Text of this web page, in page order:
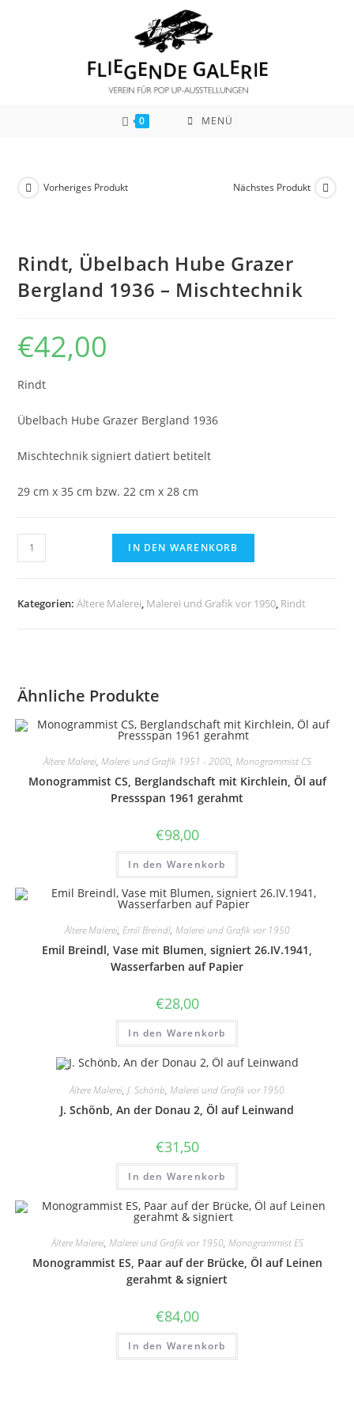
0 MENÜ
Vorheriges Produkt Nächstes Produkt
Rindt, Übelbach Hube Grazer
Bergland 1936 – Mischtechnik
€42,00
Rindt
Übelbach Hube Grazer Bergland 1936
Mischtechnik signiert datiert betitelt
29 cm x 35 cm bzw. 22 cm x 28 cm
Rindt,
Übelbach
Grazer
Menge
IN DEN WARENKORB
Kategorien:Ältere Malerei, Malerei und Grafik vor 1950, Rindt
Ähnliche Produkte
Ältere Malerei, Malerei und Grafik 1951 - 2000, Monogrammist CS
Monogrammist CS, Berglandschaft mit Kirchlein, Öl auf
Pressspan 1961 gerahmt
€98,00
In den Warenkorb
Ältere Malerei, Emil Breindl, Malerei und Grafik vor 1950
Emil Breindl, Vase mit Blumen, signiert 26.IV.1941,
Wasserfarben auf Papier
€28,00
In den Warenkorb
Ältere Malerei, J. Schönb, Malerei und Grafik vor 1950
J. Schönb, An der Donau 2, Öl auf Leinwand
€31,50
In den Warenkorb
Ältere Malerei, Malerei und Grafik vor 1950, Monogrammist ES
Monogrammist ES, Paar auf der Brücke, Öl auf Leinen
gerahmt & signiert
€84,00
In den Warenkorb